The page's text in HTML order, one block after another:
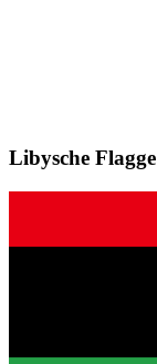
Libysche Flagge